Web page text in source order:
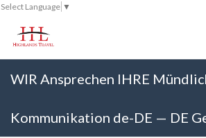
Select Language ▼
WIR Ansprechen IHRE
Kommunikation de-DE — DE